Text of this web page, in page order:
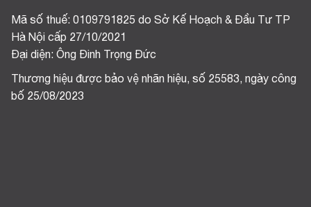
Mã số thuế: 0109791825 do Sở Kế Hoạch & Đầu Tư TP
Hà Nội cấp 27/10/2021
Đại diện: Ông Đinh Trọng Đức
Thương hiệu được bảo vệ nhãn hiệu, số 25583, ngày công
bố 25/08/2023